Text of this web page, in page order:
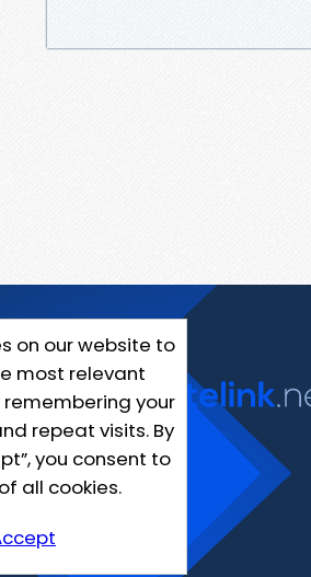
on our website to
most relevant
your
repeat visits. By
you consent to
all cookies.